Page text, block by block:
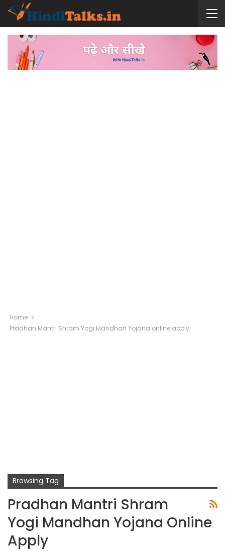
Home
Pradhan Mantri Shram Yogi Mandhan Yojana online apply
Browsing Tag
Pradhan Mantri Shram
Yogi Mandhan Yojana Online
Apply